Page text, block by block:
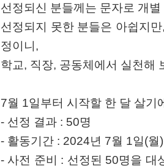
선정되신 분들께는 문자로 개
선정되지 못한 분들은 아쉽지
정이니,
학교, 직장, 공동체에서 실천해
7월 1일부터 시작할 한 달 살기
- 선정 결과 : 50명
- 활동기간 : 2024년 7월 1일(월
- 사전 준비 : 선정된 50명을 대